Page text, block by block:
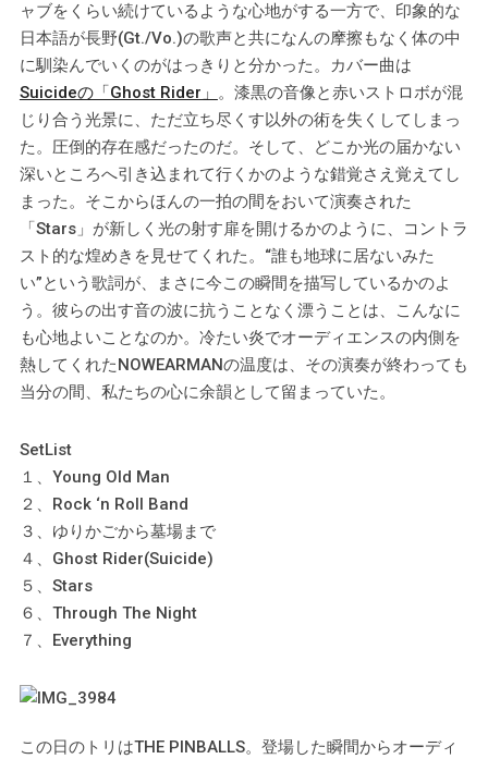
ャブをくらい続けているような心地がする一方で、印象的な
日本語が長野(Gt./Vo.)の歌声と共になんの摩擦もなく体の中
に馴染んでいくのがはっきりと分かった。カバー曲は
Suicideの「Ghost Rider」 。漆黒の音像と赤いストロボが混
じり合う光景に、ただ立ち尽くす以外の術を失くしてしまっ
た。圧倒的存在感だったのだ。そして、どこか光の届かない
深いところへ引き込まれて行くかのような錯覚さえ覚えてし
まった。そこからほんの一拍の間をおいて演奏された
「Stars」が新しく光の射す扉を開けるかのように、コントラ
スト的な煌めきを見せてくれた。“誰も地球に居ないみた
い”という歌詞が、まさに今この瞬間を描写しているかのよ
う。彼らの出す音の波に抗うことなく漂うことは、こんなに
も心地よいことなのか。冷たい炎でオーディエンスの内側を
熱してくれたNOWEARMANの温度は、その演奏が終わっても
当分の間、私たちの心に余韻として留まっていた。
SetList
１、Young Old Man
２、Rock ‘n Roll Band
３、ゆりかごから墓場まで
４、Ghost Rider(Suicide)
５、Stars
６、Through The Night
７、Everything
この日のトリはTHE PINBALLS。登場した瞬間からオーディ